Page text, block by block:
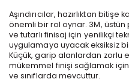
Aşındırıcılar, hazırlıktan
önemli bir rol oynar. 3M,
ve tutarlı finisaj için yenilikçi
uygulamaya uyacak eksiksiz
Küçük, garip alanlardan zorlu
mükemmel finişi sağlamak için
ve sınıflarda mevcuttur.